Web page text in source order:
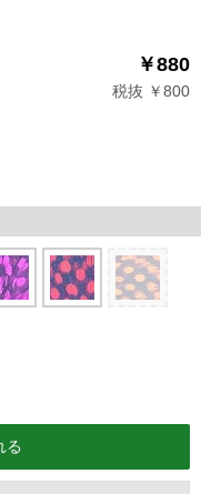
￥880
税抜 ￥800